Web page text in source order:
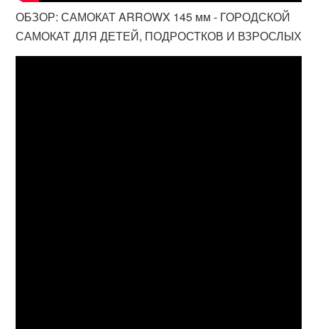
ОБЗОР: САМОКАТ ARROWX 145 мм - ГОРОДСКОЙ
САМОКАТ ДЛЯ ДЕТЕЙ, ПОДРОСТКОВ И ВЗРОСЛЫХ